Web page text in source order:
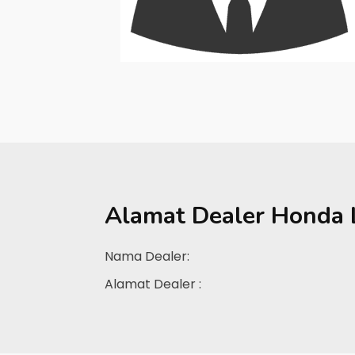
Alamat Dealer Honda
Nama Dealer:
Alamat Dealer :